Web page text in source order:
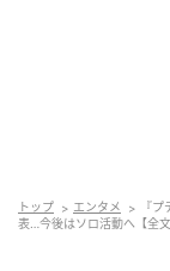
トップ エンタメ
『
表…今後はソロ活動へ【全文